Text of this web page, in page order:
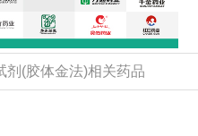
剂(胶体金法)相关药品